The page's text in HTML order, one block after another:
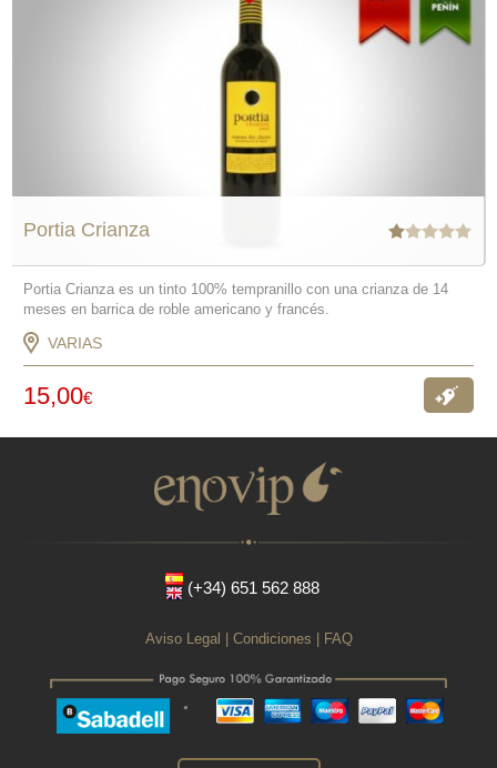
Portia Crianza
Portia Crianza es un tinto 100% tempranillo con una crianza de 14
meses en barrica de roble americano y francés.
VARIAS
15,00€
Ver
(+34) 651 562 888
Aviso Legal Condiciones FAQ